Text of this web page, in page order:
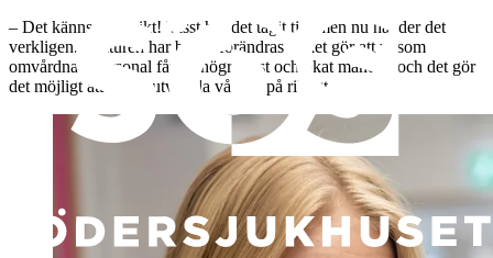
– Det känns segerrikt! Visst har det tagit tid, men nu händer det
verkligen. Kulturen har börjat förändras vilket gör att vi som
omvårdnadspersonal får en högre röst och ökat mandat, och det gör
det möjligt att också utveckla vården på riktigt.